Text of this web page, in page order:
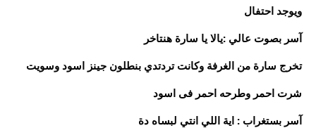
ويوجد احتفال
آسر بصوت عالي :يالا يا سارة هنتاخر
تخرج سارة من الغرفة وكانت تردتدي بنطلون جينز اسود وسويت
شرت احمر وطرحه احمر فى اسود
آسر بستغراب : اية اللي انتي لبساه دة